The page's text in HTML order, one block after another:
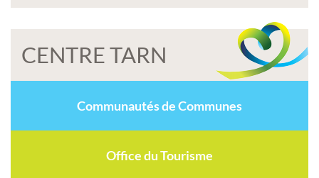
CENTRE TARN
Communautés de Communes
Office du Tourisme